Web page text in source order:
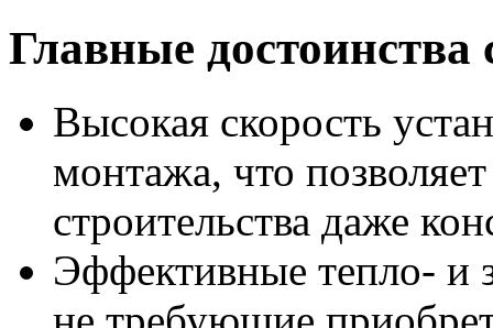
Главные достоинства
Высокая скорость
монтажа, что
строительства даже
Эффективные тепло- и